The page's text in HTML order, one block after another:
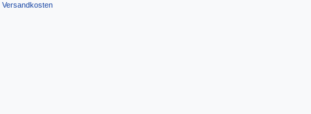
Versandkosten